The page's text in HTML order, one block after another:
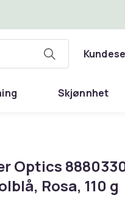
Skjønnhet
Optics
Rosa, 110 g